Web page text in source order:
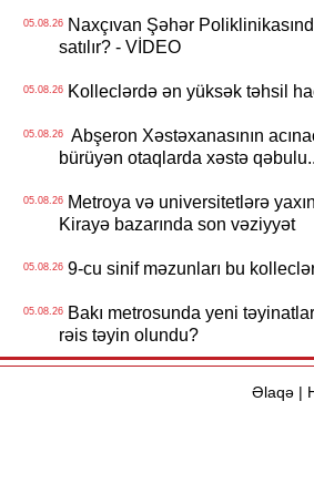
05.08.26Naxçıvan Şəhər
satılır? - VİDEO
05.08.26Kolleclərdə ən yüksək təhsil
05.08.26Abşeron Xəstəxanasının
bürüyən otaqlarda xəstə
05.08.26Metroya və universitetlərə
Kirayə bazarında son vəziyyət
05.08.269-cu sinif məzunları bu
05.08.26Bakı metrosunda yeni
rəis təyin olundu?
Əlaqə|